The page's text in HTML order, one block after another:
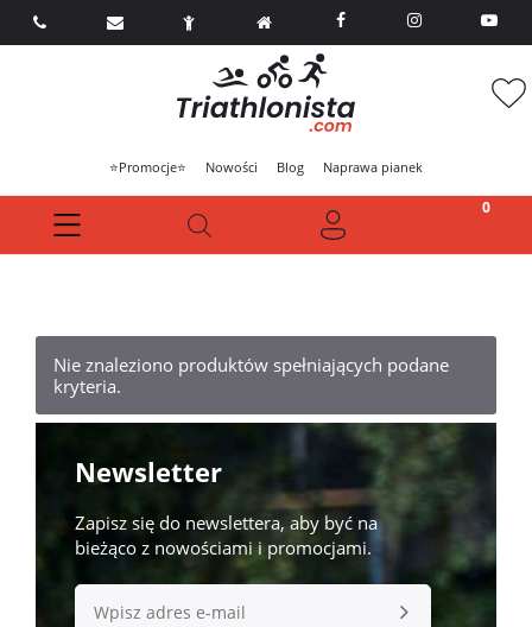
  
⭐Promocje⭐ Nowości Blog Naprawa pianek
Nie znaleziono produktów spełniających podane
kryteria.
Newsletter
Zapisz się do newslettera, aby być na
bieżąco z nowościami i promocjami.